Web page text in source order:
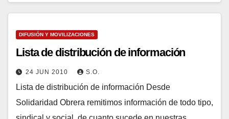
DIFUSIÓN Y MOVILIZACIONES
Lista de distribución de información
24 JUN 2010 S.O.
Lista de distribución de información Desde
Solidaridad Obrera remitimos información de todo tipo,